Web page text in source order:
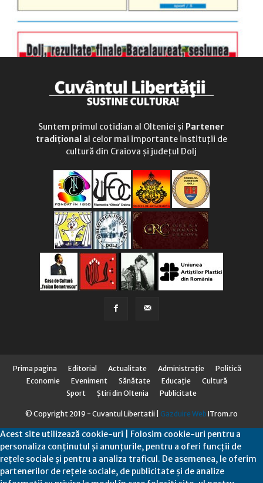
Suntem primul cotidian al Olteniei și Partener
tradițional al celor mai importante instituții de
cultură din Craiova și județul Dolj
Prima pagina Editorial Actualitate Administraţie
Politică
Economie
Eveniment Sănătate Educaţie
Cultură
Sport
Știri din Oltenia Publicitate
© Copyright 2019 - Cuvantul Libertatii | Gazduire Web ITrom.ro
Acest site utilizează cookie-uri | Folosim cookie-uri pentru a
personaliza conținutul și anunțurile, pentru a oferi funcții de
rețele sociale și pentru a analiza traficul. De asemenea, le oferim
partenerilor de rețele sociale, de publicitate și de analize